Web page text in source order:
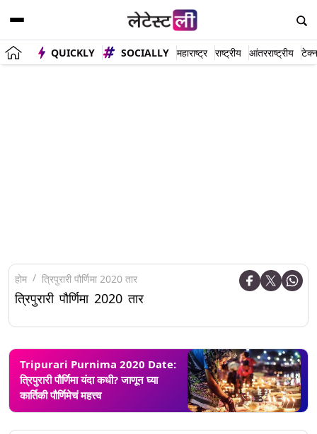
QUICKLY SOCIALLY महाराष्ट्र राष्ट्रीय आंतरराष्ट्रीय
होम त्रिपुरारी पौर्णिमा 2020 तार
त्रिपुरारी पौर्णिमा 2020 तार
Tripurari Purnima 2020 Date:
त्रिपुरारी पौर्णिमा यंदा कधी? जाणून घ्या
कार्तिकी पौर्णिमेचं महत्त्व